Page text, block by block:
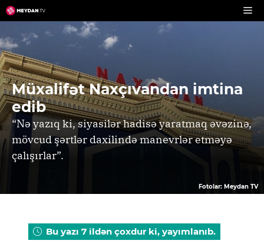
Skip
to
content
Müxalifət Naxçıvandan imtina
edib
“Nə yazıq ki, siyasilər hadisə yaratmaq əvəzinə,
mövcud şərtlər daxilində manevrlər etməyə
çalışırlar”.
Fotolar: Meydan TV
Bu yazı 7 ildən çoxdur ki, yayımlanıb.